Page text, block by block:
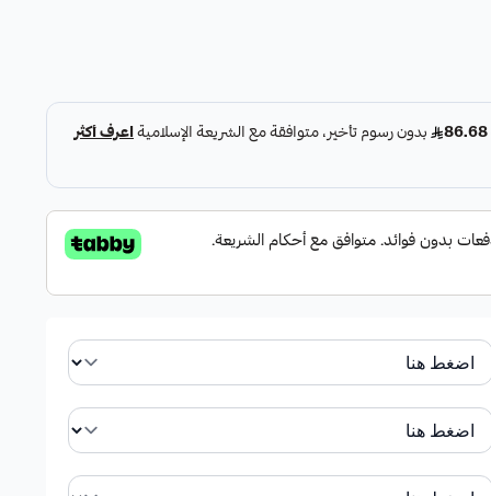
باقة فواكه الشوق هي الخيار المثالي للمناسبات الصغيرة والتجمعات العائلية حيث تكفي 15
ولذيذة في أي مناسبة.
بديل مناسب يتناسب مع شكل الباقة، ليضمن لك تقديم
بفضل الفراولة المغطاة بالشوكولاتة التي تضيف